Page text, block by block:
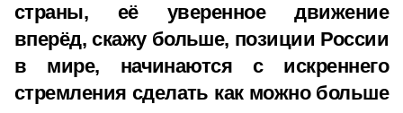
страны, её уверенное движение
вперёд, скажу больше, позиции России
в мире, начинаются с искреннего
стремления сделать как можно больше